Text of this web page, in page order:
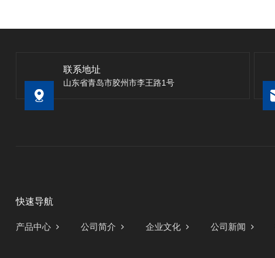
联系地址
山东省青岛市胶州市李王路1号
快速导航
产品中心 公司简介 企业文化 公司新闻